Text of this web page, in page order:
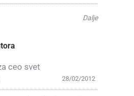
Dalje
ceo svet
28/02/2012